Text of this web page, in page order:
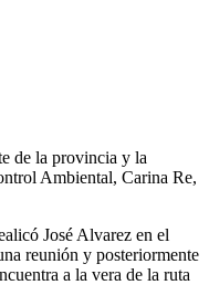
de la provincia y la
Ambiental, Carina Re,
José Alvarez en el
reunión y posteriormente
a la vera de la ruta